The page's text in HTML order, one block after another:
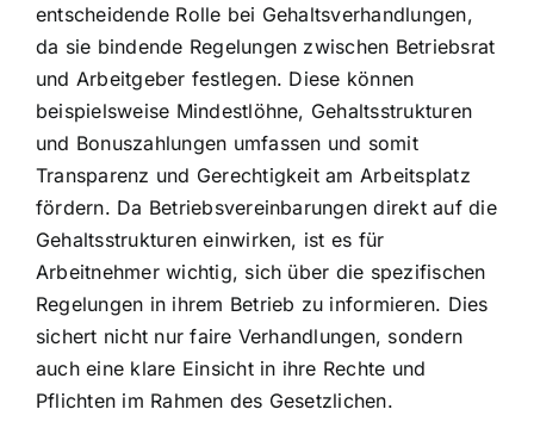
entscheidende Rolle bei Gehaltsverhandlungen,
da sie bindende Regelungen zwischen Betriebsrat
und Arbeitgeber festlegen. Diese können
beispielsweise Mindestlöhne, Gehaltsstrukturen
und Bonuszahlungen umfassen und somit
Transparenz und Gerechtigkeit am Arbeitsplatz
fördern. Da Betriebsvereinbarungen direkt auf die
Gehaltsstrukturen einwirken, ist es für
Arbeitnehmer wichtig, sich über die spezifischen
Regelungen in ihrem Betrieb zu informieren. Dies
sichert nicht nur faire Verhandlungen, sondern
auch eine klare Einsicht in ihre Rechte und
Pflichten im Rahmen des Gesetzlichen.